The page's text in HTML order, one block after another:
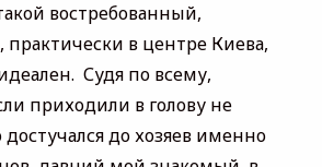
востребованный,
практически в центре Киева,
Судя по всему,
приходили в голову не
до хозяев именно